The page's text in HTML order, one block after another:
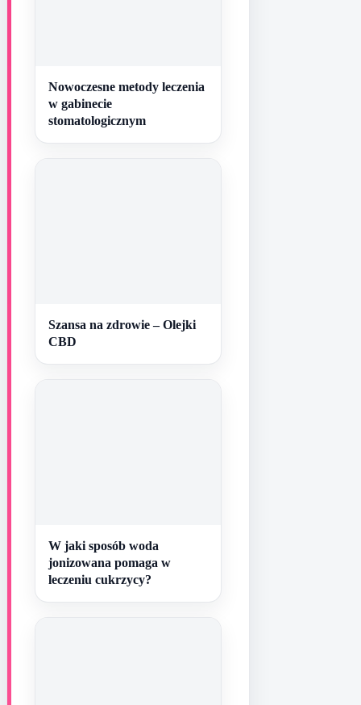
Nowoczesne metody leczenia
w gabinecie
stomatologicznym
Szansa na zdrowie – Olejki
CBD
W jaki sposób woda
jonizowana pomaga w
leczeniu cukrzycy?